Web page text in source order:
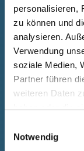
personalisieren,
zu können und
analysieren.
Verwendung
soziale Medien,
Partner führen
weiteren Daten
haben oder die
Notwendig
Ilość (szt.)